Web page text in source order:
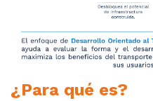
¿Para qué es?